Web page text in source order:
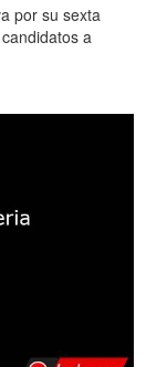
por su sexta
a